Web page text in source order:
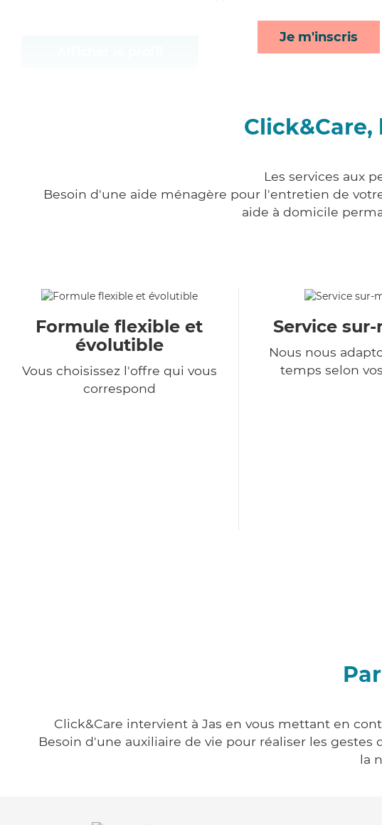
Je m'inscris
Les services aux
Besoin d'une aide ménagère pour l'entretien de
aide à domicile
Formule flexible et
évolutible
Vous choisissez l'offre qui vous
correspond
Service
Nous nous
temps selon
Click&Care intervient à Jas en vous mettant en
Besoin d'une auxiliaire de vie pour réaliser les
la